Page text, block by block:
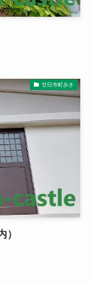
廿日市町歩き